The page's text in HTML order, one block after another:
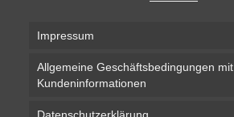
Impressum
Allgemeine Geschäftsbedingungen mit
Kundeninformationen